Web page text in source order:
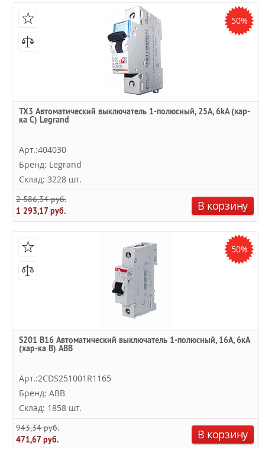
50%
TX3 Автоматический выключатель 1-полюсный, 25А, 6kА (хар-
ка C) Legrand
Арт.:404030
Бренд: Legrand
Склад: 3228 шт.
2 586,34 руб.
1 293,17 руб.
В корзину
50%
S201 B16 Автоматический выключатель 1-полюсный, 16А, 6кА
(хар-ка B) ABB
Арт.:2CDS251001R1165
Бренд: ABB
Склад: 1858 шт.
943,34 руб.
471,67 руб.
В корзину